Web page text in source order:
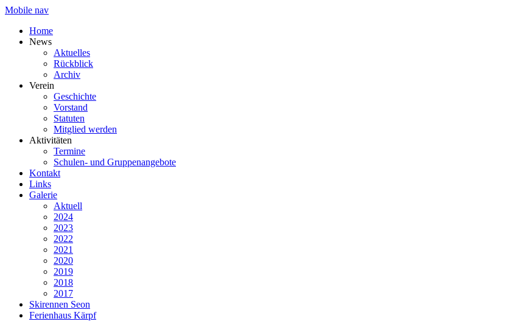
Mobile nav
Home
News
Aktuelles
Rückblick
Archiv
Verein
Geschichte
Vorstand
Statuten
Mitglied werden
Aktivitäten
Termine
Schulen- und Gruppenangebote
Kontakt
Links
Galerie
Aktuell
2024
2023
2022
2021
2020
2019
2018
2017
Skirennen Seon
Ferienhaus Kärpf